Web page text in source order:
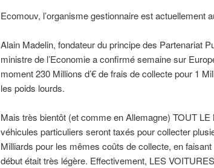
Ecomouv, l’organisme gestionnaire est actuellement
Alain Madelin, fondateur du principe des Partenariat
ministre de l’Economie a confirmé semaine sur
moment 230 Millions d’€ de frais de collecte pour 1
les poids lourds.
Mais très bientôt (et comme en Allemagne) TOUT
véhicules particuliers seront taxés pour collecter
Milliards pour les mêmes coûts de collecte, en
début était très légère. Effectivement, LES